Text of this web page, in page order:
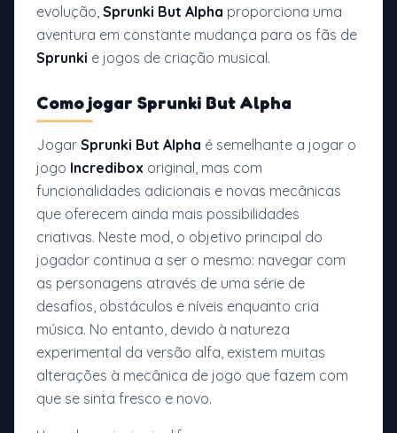
evolução, Sprunki But Alpha proporciona uma
aventura em constante mudança para os fãs de
Sprunki e jogos de criação musical.
Como jogar Sprunki But Alpha
Jogar Sprunki But Alpha é semelhante a jogar o
jogo Incredibox original, mas com
funcionalidades adicionais e novas mecânicas
que oferecem ainda mais possibilidades
criativas. Neste mod, o objetivo principal do
jogador continua a ser o mesmo: navegar com
as personagens através de uma série de
desafios, obstáculos e níveis enquanto cria
música. No entanto, devido à natureza
experimental da versão alfa, existem muitas
alterações à mecânica de jogo que fazem com
que se sinta fresco e novo.